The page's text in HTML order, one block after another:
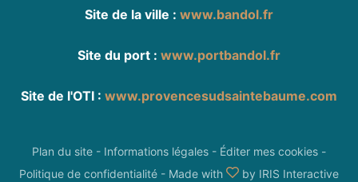
Site de la ville : www.bandol.fr
Site du port : www.portbandol.fr
Site de l'OTI : www.provencesudsaintebaume.com
Plan du site - Informations légales - Éditer mes cookies -
Politique de confidentialité - Made with by IRIS Interactive